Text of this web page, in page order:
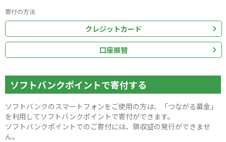
寄付の方法
クレジットカード
口座振替
ソフトバンクポイントで寄付する
ソフトバンクのスマートフォンをご使用の方は、「つながる募金」
を利用してソフトバンクポイントで寄付ができます。
ソフトバンクポイントでのご寄付には、領収証の発行ができませ
ん。